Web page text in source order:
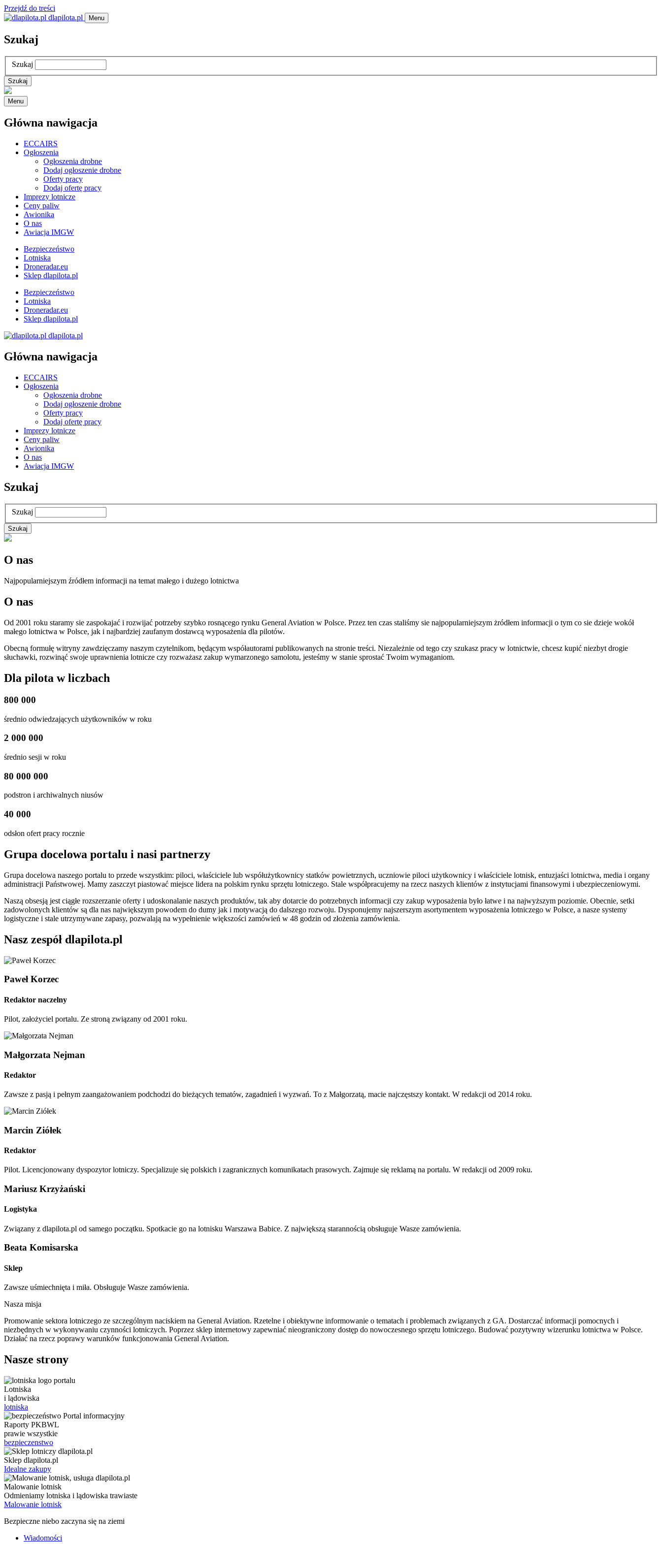
Przejdź do treści
dlapilota.pl
Menu
Szukaj
Szukaj
Menu
Główna nawigacja
ECCAIRS
Ogłoszenia
Ogłoszenia drobne
Dodaj ogłoszenie drobne
Oferty pracy
Dodaj ofertę pracy
Imprezy lotnicze
Ceny paliw
Awionika
O nas
Awiacja IMGW
Bezpieczeństwo
Lotniska
Droneradar.eu
Sklep dlapilota.pl
Bezpieczeństwo
Lotniska
Droneradar.eu
Sklep dlapilota.pl
dlapilota.pl
Główna nawigacja
ECCAIRS
Ogłoszenia
Ogłoszenia drobne
Dodaj ogłoszenie drobne
Oferty pracy
Dodaj ofertę pracy
Imprezy lotnicze
Ceny paliw
Awionika
O nas
Awiacja IMGW
Szukaj
Szukaj
O nas
Najpopularniejszym źródłem informacji na temat małego i dużego lotnictwa
O nas
Od 2001 roku staramy sie zaspokajać i rozwijać potrzeby szybko rosnącego rynku General Aviation w Polsce. Przez ten czas staliśmy sie najpopularniejszym żródłem informacji o tym co sie dzieje wokół
małego lotnictwa w Polsce, jak i najbardziej zaufanym dostawcą wyposażenia dla pilotów.
Obecną formułę witryny zawdzięczamy naszym czytelnikom, będącym współautorami publikowanych na stronie treści. Niezależnie od tego czy szukasz pracy w lotnictwie, chcesz kupić niezbyt drogie
słuchawki, rozwinąć swoje uprawnienia lotnicze czy rozważasz zakup wymarzonego samolotu, jesteśmy w stanie sprostać Twoim wymaganiom.
Dla pilota w liczbach
800 000
średnio odwiedzających użytkowników w roku
2 000 000
średnio sesji w roku
80 000 000
podstron i archiwalnych niusów
40 000
odsłon ofert pracy rocznie
Grupa docelowa portalu i nasi partnerzy
Grupa docelowa naszego portalu to przede wszystkim: piloci, właściciele lub współużytkownicy statków powietrznych, uczniowie piloci użytkownicy i właściciele lotnisk, entuzjaści lotnictwa, media i organy
administracji Państwowej. Mamy zaszczyt piastować miejsce lidera na polskim rynku sprzętu lotniczego. Stale współpracujemy na rzecz naszych klientów z instytucjami finansowymi i ubezpieczeniowymi.
Naszą obsesją jest ciągłe rozszerzanie oferty i udoskonalanie naszych produktów, tak aby dotarcie do potrzebnych informacji czy zakup wyposażenia było łatwe i na najwyższym poziomie. Obecnie, setki
zadowolonych klientów są dla nas największym powodem do dumy jak i motywacją do dalszego rozwoju. Dysponujemy najszerszym asortymentem wyposażenia lotniczego w Polsce, a nasze systemy
logistyczne i stale utrzymywane zapasy, pozwalają na wypełnienie większości zamówień w 48 godzin od złożenia zamówienia.
Nasz zespół dlapilota.pl
Paweł Korzec
Redaktor naczelny
Pilot, założyciel portalu. Ze stroną związany od 2001 roku.
Małgorzata Nejman
Redaktor
Zawsze z pasją i pełnym zaangażowaniem podchodzi do bieżących tematów, zagadnień i wyzwań. To z Małgorzatą, macie najczęstszy kontakt. W redakcji od 2014 roku.
Marcin Ziółek
Redaktor
Pilot. Licencjonowany dyspozytor lotniczy. Specjalizuje się polskich i zagranicznych komunikatach prasowych. Zajmuje się reklamą na portalu. W redakcji od 2009 roku.
Mariusz Krzyżański
Logistyka
Związany z dlapilota.pl od samego początku. Spotkacie go na lotnisku Warszawa Babice. Z największą starannością obsługuje Wasze zamówienia.
Beata Komisarska
Sklep
Zawsze uśmiechnięta i miła. Obsługuje Wasze zamówienia.
Nasza misja
Promowanie sektora lotniczego ze szczególnym naciskiem na General Aviation. Rzetelne i obiektywne informowanie o tematach i problemach związanych z GA. Dostarczać informacji pomocnych i
niezbędnych w wykonywaniu czynności lotniczych. Poprzez sklep internetowy zapewniać nieograniczony dostęp do nowoczesnego sprzętu lotniczego. Budować pozytywny wizerunku lotnictwa w Polsce.
Działać na rzecz poprawy warunków funkcjonowania General Aviation.
Nasze strony
Lotniska
i lądowiska
lotniska
Raporty PKBWL
prawie wszystkie
bezpieczenstwo
Sklep dlapilota.pl
Idealne zakupy
Malowanie lotnisk
Odmieniamy lotniska i lądowiska trawiaste
Malowanie lotnisk
Bezpieczne niebo zaczyna się na ziemi
Wiadomości